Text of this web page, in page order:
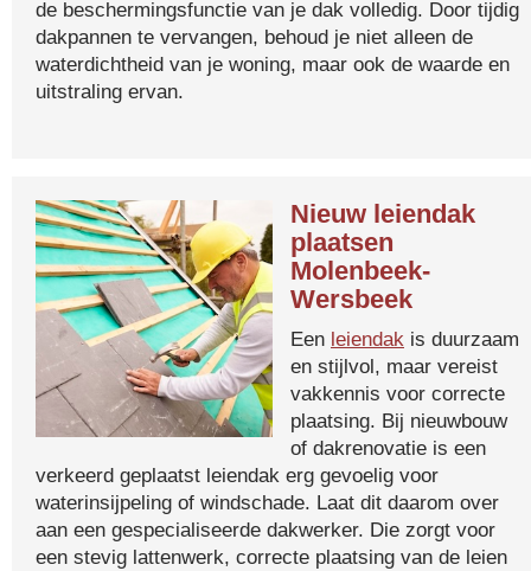
de beschermingsfunctie van je dak volledig. Door tijdig
dakpannen te vervangen, behoud je niet alleen de
waterdichtheid van je woning, maar ook de waarde en
uitstraling ervan.
Nieuw leiendak
plaatsen
Molenbeek-
Wersbeek
Een leiendak is duurzaam
en stijlvol, maar vereist
vakkennis voor correcte
plaatsing. Bij nieuwbouw
of dakrenovatie is een
verkeerd geplaatst leiendak erg gevoelig voor
waterinsijpeling of windschade. Laat dit daarom over
aan een gespecialiseerde dakwerker. Die zorgt voor
een stevig lattenwerk, correcte plaatsing van de leien